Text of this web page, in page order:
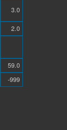
3.0
2.0
59.0
-999